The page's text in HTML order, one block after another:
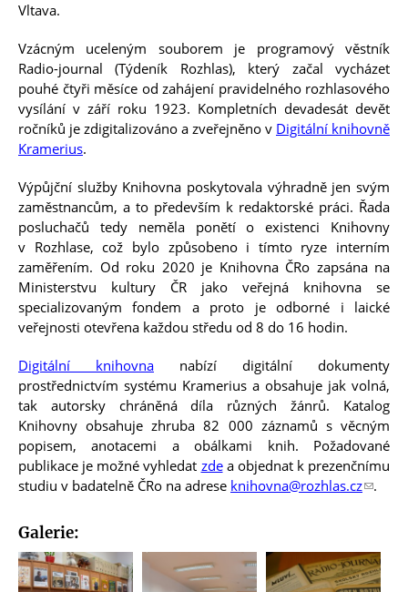
e on e on e on by e- page
Vltava.
Vzácným uceleným souborem je programový věstník
Radio-journal (Týdeník Rozhlas), který začal vycházet
pouhé čtyři měsíce od zahájení pravidelného rozhlasového
vysílání v září roku 1923. Kompletních devadesát devět
ročníků je zdigitalizováno a zveřejněno v Digitální knihovně
Kramerius.
Výpůjční služby Knihovna poskytovala výhradně jen svým
zaměstnancům, a to především k redaktorské práci. Řada
posluchačů tedy neměla ponětí o existenci Knihovny
v Rozhlase, což bylo způsobeno i tímto ryze interním
zaměřením. Od roku 2020 je Knihovna ČRo zapsána na
Ministerstvu kultury ČR jako veřejná knihovna se
specializovaným fondem a proto je odborné i laické
veřejnosti otevřena každou středu od 8 do 16 hodin.
Digitální knihovna nabízí digitální dokumenty
prostřednictvím systému Kramerius a obsahuje jak volná,
tak autorsky chráněná díla různých žánrů. Katalog
Knihovny obsahuje zhruba 82 000 záznamů s věcným
popisem, anotacemi a obálkami knih. Požadované
publikace je možné vyhledat zdea objednat k prezenčnímu
studiu v badatelně ČRo na adrese knihovna@rozhlas.cz(
a
z
.
Galerie: